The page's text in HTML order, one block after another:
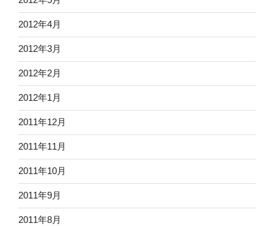
2012年4月
2012年3月
2012年2月
2012年1月
2011年12月
2011年11月
2011年10月
2011年9月
2011年8月